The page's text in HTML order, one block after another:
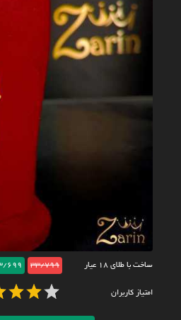
ساخت با طلای ۱۸ عیار 33/799
699
امتیاز کاربران